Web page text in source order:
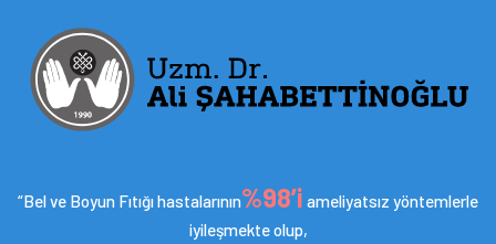
“Bel ve Boyun Fıtığı hastalarının%98’i ameliyatsız yöntemlerle
iyileşmekte olup,